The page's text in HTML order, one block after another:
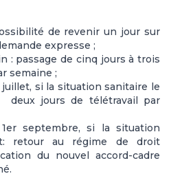
de revenir un jour sur
expresse ;
: passage de cinq jours à trois
semaine ;
si la situation sanitaire le
deux jours de télétravail par
septembre, si la situation
retour au régime de droit
du nouvel accord-cadre